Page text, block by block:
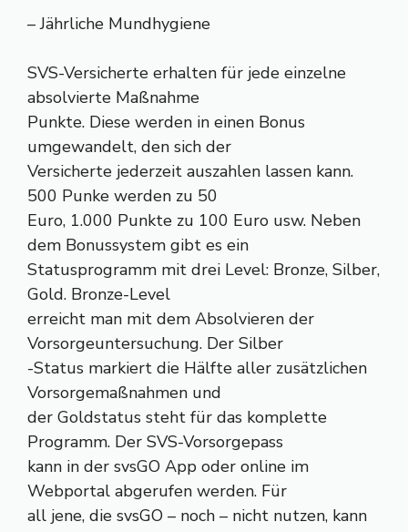
– Jährliche Mundhygiene
SVS-Versicherte erhalten für jede einzelne
absolvierte Maßnahme
Punkte. Diese werden in einen Bonus
umgewandelt, den sich der
Versicherte jederzeit auszahlen lassen kann.
500 Punke werden zu 50
Euro, 1.000 Punkte zu 100 Euro usw. Neben
dem Bonussystem gibt es ein
Statusprogramm mit drei Level: Bronze, Silber,
Gold. Bronze-Level
erreicht man mit dem Absolvieren der
Vorsorgeuntersuchung. Der Silber
-Status markiert die Hälfte aller zusätzlichen
Vorsorgemaßnahmen und
der Goldstatus steht für das komplette
Programm. Der SVS-Vorsorgepass
kann in der svsGO App oder online im
Webportal abgerufen werden. Für
all jene, die svsGO – noch – nicht nutzen, kann